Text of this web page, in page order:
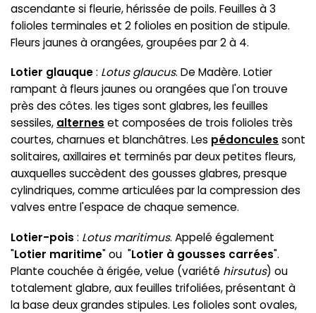
ascendante si fleurie, hérissée de poils. Feuilles à 3
folioles terminales et 2 folioles en position de stipule.
Fleurs jaunes à orangées, groupées par 2 à 4.
Lotier glauque: Lotus glaucus. De Madère. Lotier
rampant à fleurs jaunes ou orangées que l'on trouve
près des côtes. les tiges sont glabres, les feuilles
sessiles, alternes et composées de trois folioles très
courtes, charnues et blanchâtres. Les pédoncules sont
solitaires, axillaires et terminés par deux petites fleurs,
auxquelles succèdent des gousses glabres, presque
cylindriques, comme articulées par la compression des
valves entre l'espace de chaque semence.
Lotier-pois : Lotus maritimus. Appelé également
"Lotier maritime" ou "Lotier à gousses carrées".
Plante couchée à érigée, velue (variété hirsutus) ou
totalement glabre, aux feuilles trifoliées, présentant à
la base deux grandes stipules. Les folioles sont ovales,